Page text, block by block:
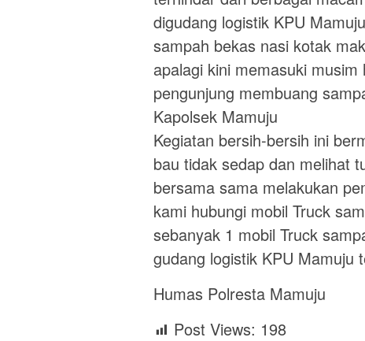
digudang logistik KPU
sampah bekas nasi kotak
apalagi kini memasuki
pengunjung membuang
Kapolsek Mamuju
Kegiatan bersih-bersih ini
bau tidak sedap dan melihat
bersama sama melakukan
kami hubungi mobil Truck
sebanyak 1 mobil Truck
gudang logistik KPU Mamuju
Humas Polresta Mamuju
Post Views: 198